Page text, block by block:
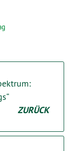
ZURÜCK